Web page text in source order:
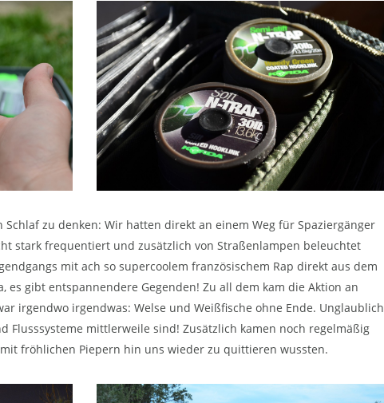
zu denken: Wir hatten direkt an einem Weg für Spaziergänger
stark frequentiert und zusätzlich von Straßenlampen beleuchtet
mit ach so supercoolem französischem Rap direkt aus dem
es gibt entspannendere Gegenden! Zu all dem kam die Aktion an
irgendwo irgendwas: Welse und Weißfische ohne Ende. Unglaublich
Flusssysteme mittlerweile sind! Zusätzlich kamen noch regelmäßig
fröhlichen Piepern hin uns wieder zu quittieren wussten.